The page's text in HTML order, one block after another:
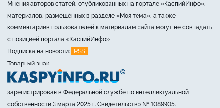
Мнения авторов статей, опубликованных на портале «КаспийИнфо»,
материалов, размещённых в разделе «Моя тема», а также
комментариев пользователей к материалам сайта могут не совпадать
с позицией портала «КаспийИнфо».
Подписка на новости:
RSS
Товарный знак
зарегистрирован в Федеральной службе по интеллектуальной
собственности 3 марта 2025 г. Свидетельство № 1089905.